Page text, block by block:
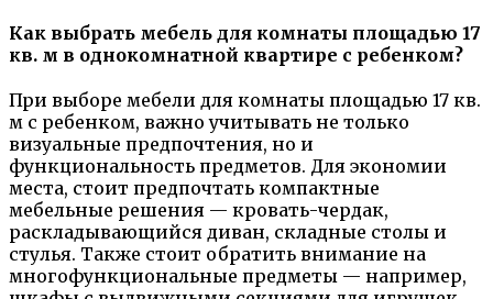
Как выбрать мебель для комнаты площадью 17
кв. м в однокомнатной квартире с ребенком?
При выборе мебели для комнаты площадью 17 кв.
м с ребенком, важно учитывать не только
визуальные предпочтения, но и
функциональность предметов. Для экономии
места, стоит предпочтать компактные
мебельные решения — кровать-чердак,
раскладывающийся диван, складные столы и
стулья. Также стоит обратить внимание на
многофункциональные предметы — например,